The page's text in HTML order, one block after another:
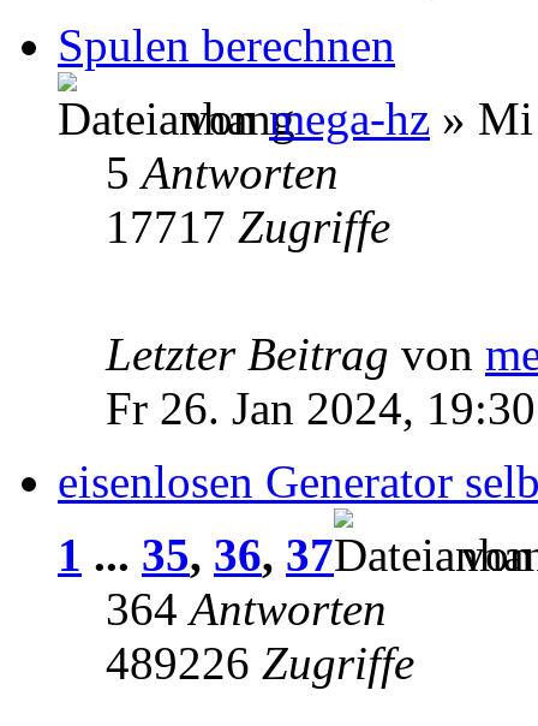
Spulen berechnen
vonmega-hz » Mi
5Antworten
17717 Zugriffe
Letzter Beitrag von
Fr 26. Jan 2024, 19:30
eisenlosen Generator
1 ... 35, 36, 37
364Antworten
489226 Zugriffe